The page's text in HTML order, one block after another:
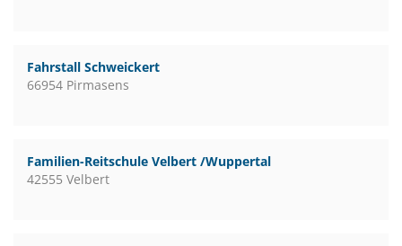
Fahrstall Schweickert
66954 Pirmasens
Familien-Reitschule Velbert /Wuppertal
42555 Velbert